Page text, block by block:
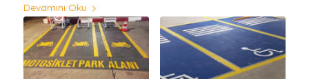
Devamını Oku